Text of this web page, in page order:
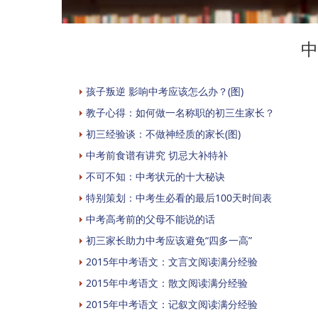
孩子叛逆 影响中考应该怎么办？(图)
教子心得：如何做一名称职的初三生家长？
初三经验谈：不做神经质的家长(图)
中考前食谱有讲究 切忌大补特补
不可不知：中考状元的十大秘诀
特别策划：中考生必看的最后100天时间表
中考高考前的父母不能说的话
初三家长助力中考应该避免“四多一高”
2015年中考语文：文言文阅读满分经验
2015年中考语文：散文阅读满分经验
2015年中考语文：记叙文阅读满分经验